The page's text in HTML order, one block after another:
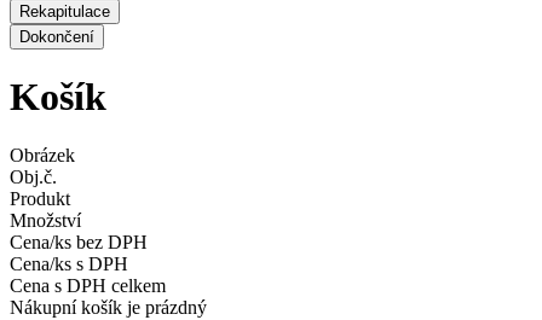
Rekapitulace
Dokončení
Košík
Obrázek
Obj.č.
Produkt
Množství
Cena/ks bez DPH
Cena/ks s DPH
Cena s DPH celkem
Nákupní košík je prázdný